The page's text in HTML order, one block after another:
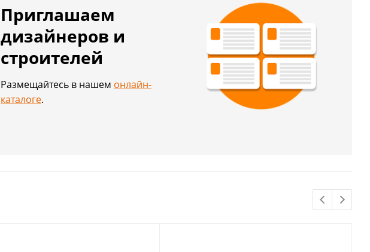
Приглашаем
дизайнеров и
строителей
Размещайтесь в нашем онлайн-
каталоге.